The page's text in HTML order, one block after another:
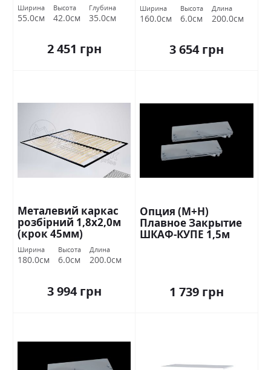
Ширина
55.0см
Высота
42.0см
Глубина
35.0см
2 451 грн
Ширина
160.0см
Высота
6.0см
Длина
200.0см
3 654 грн
Металевий каркас
розбірний 1,8х2,0м
(крок 45мм)
Ширина
180.0см
Высота
6.0см
Длина
200.0см
3 994 грн
Опция (М+Н)
Плавное Закрытие
ШКАФ-КУПЕ 1,5м
1 739 грн